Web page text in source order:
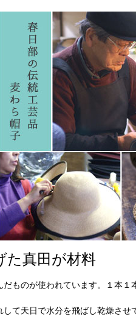
た真田が材料
ものが使われています。１本１
て天日で水分を飛ばし乾燥させ